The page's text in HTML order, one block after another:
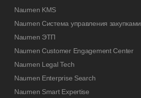
Naumen KMS
Naumen Система управления закупками
Naumen ЭТП
Naumen Customer Engagement Center
Naumen Legal Tech
Naumen Enterprise Search
Naumen Smart Expertise